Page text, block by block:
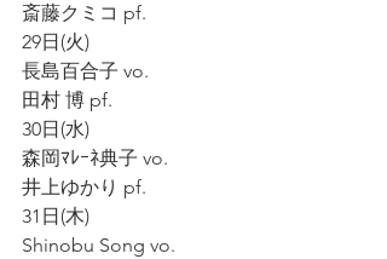
斎藤クミコ pf.
29日(火)
長島百合子 vo.
田村 博 pf.
30日(水)
森岡ﾏﾚｰﾈ典子 vo.
井上ゆかり pf.
31日(木)
Shinobu Song vo.